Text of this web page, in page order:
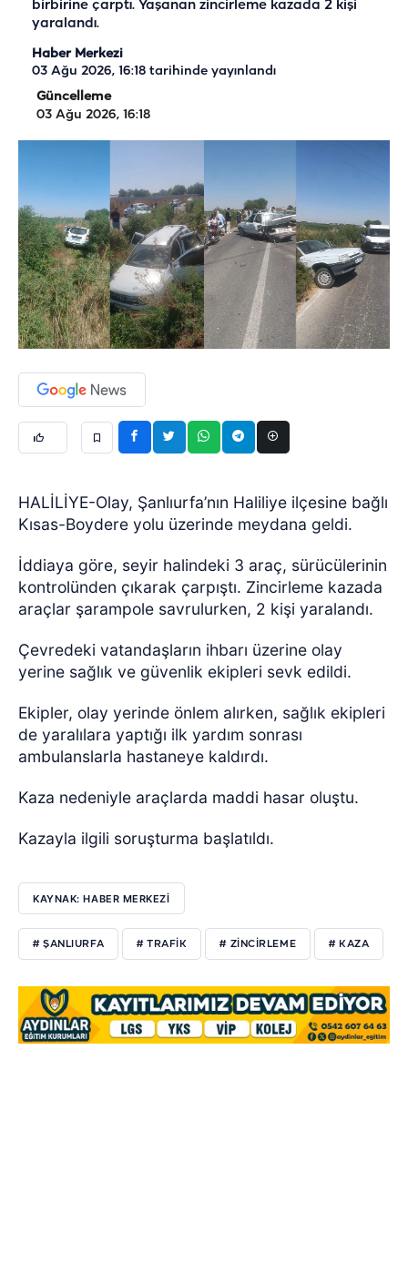
birbirine çarptı. Yaşanan zincirleme kazada 2 kişi
yaralandı.
Haber Merkezi
03 Ağu 2026, 16:18 tarihinde yayınlandı
Güncelleme
03 Ağu 2026, 16:18
HALİLİYE-Olay, Şanlıurfa’nın Haliliye ilçesine bağlı
Kısas-Boydere yolu üzerinde meydana geldi.
İddiaya göre, seyir halindeki 3 araç, sürücülerinin
kontrolünden çıkarak çarpıştı. Zincirleme kazada
araçlar şarampole savrulurken, 2 kişi yaralandı.
Çevredeki vatandaşların ihbarı üzerine olay
yerine sağlık ve güvenlik ekipleri sevk edildi.
Ekipler, olay yerinde önlem alırken, sağlık ekipleri
de yaralılara yaptığı ilk yardım sonrası
ambulanslarla hastaneye kaldırdı.
Kaza nedeniyle araçlarda maddi hasar oluştu.
Kazayla ilgili soruşturma başlatıldı.
KAYNAK: HABER MERKEZİ
# ŞANLIURFA # TRAFİK # ZİNCİRLEME # KAZA